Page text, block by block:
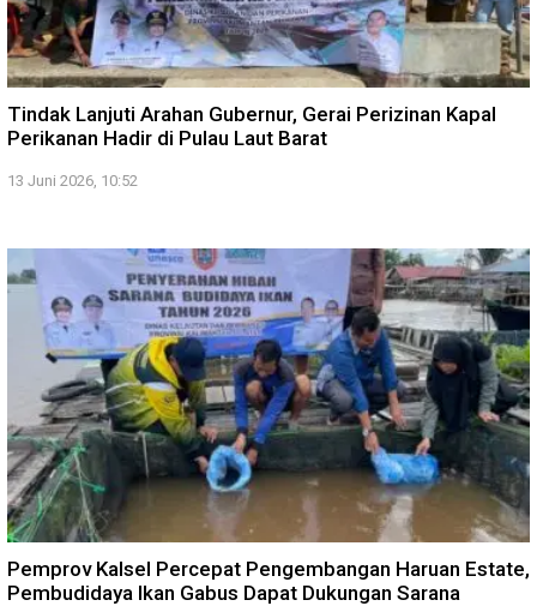
Tindak Lanjuti Arahan Gubernur, Gerai Perizinan Kapal
Perikanan Hadir di Pulau Laut Barat
13 Juni 2026, 10:52
Pemprov Kalsel Percepat Pengembangan Haruan Estate,
Pembudidaya Ikan Gabus Dapat Dukungan Sarana